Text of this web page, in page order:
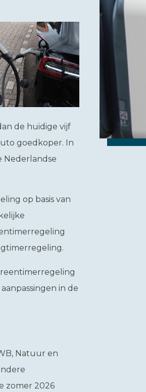
de huidige vijf
goedkoper. In
Nederlandse
op basis van
in de
Natuur en
zomer 2026